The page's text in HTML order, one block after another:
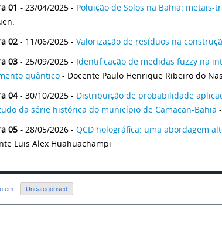
01 - 23/04/2025 - Poluição de Solos na Bahia: metais-
02 - 11/06/2025 - Valorização de resíduos na
03 - 25/09/2025 - Identificação de medidas fuzzy na
quântico - Docente Paulo Henrique Ribeiro do
04- 30/10/2025 - Distribuição de probabilidade
da série histórica do município de Camacan-Bahia
05 - 28/05/2026 - QCD holográfica: uma abordagem
Luis Alex Huahuachampi
em: Uncategorised